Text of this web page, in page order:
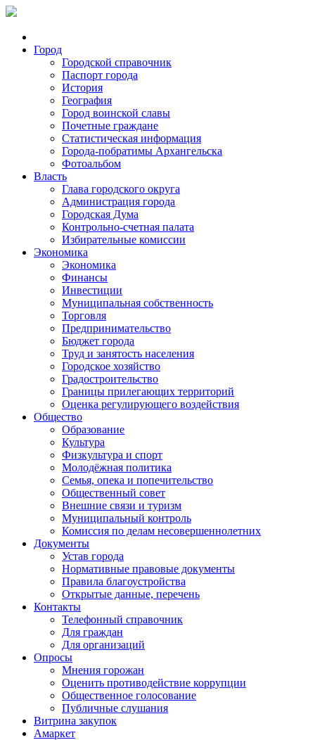
Город
Городской справочник
Паспорт города
История
География
Город воинской славы
Почетные граждане
Статистическая информация
Города-побратимы Архангельска
Фотоальбом
Власть
Глава городского округа
Администрация города
Городская Дума
Контрольно-счетная палата
Избирательные комиссии
Экономика
Экономика
Финансы
Инвестиции
Муниципальная собственность
Торговля
Предпринимательство
Бюджет города
Труд и занятость населения
Городское хозяйство
Градостроительство
Границы прилегающих территорий
Оценка регулирующего воздействия
Общество
Образование
Культура
Физкультура и спорт
Молодёжная политика
Семья, опека и попечительство
Общественный совет
Внешние связи и туризм
Муниципальный контроль
Комиссия по делам несовершеннолетних
Документы
Устав города
Нормативные правовые документы
Правила благоустройства
Открытые данные, перечень
Контакты
Телефонный справочник
Для граждан
Для организаций
Опросы
Мнения горожан
Оценить противодействие коррупции
Общественное голосование
Публичные слушания
Витрина закупок
Амаркет